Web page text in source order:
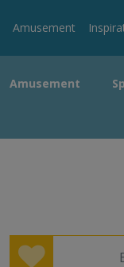
Amusement
Amusement